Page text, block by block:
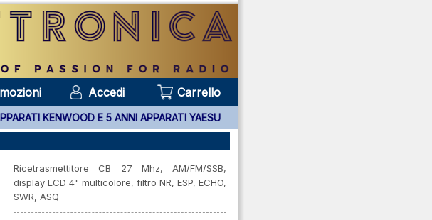
Accedi Carrello
E 5 ANNI APPARATI YAESU ACQUISTATI PRESSO DI NOI ***
Ricetrasmettitore CB 27 Mhz, AM/FM/SSB,
display LCD 4" multicolore, filtro NR, ESP, ECHO,
SWR, ASQ